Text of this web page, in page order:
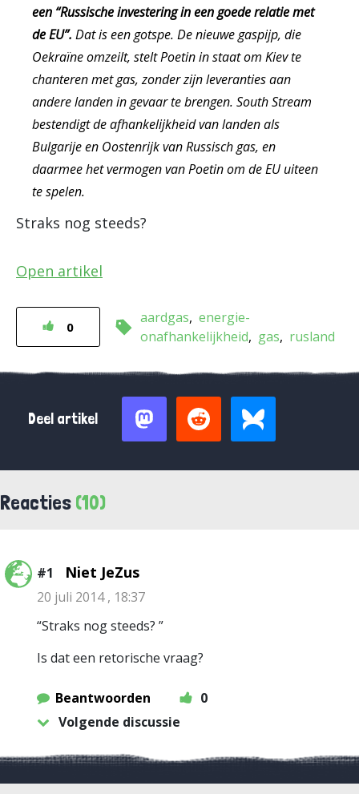
een “Russische investering in een goede relatie met
de EU”. Dat is een gotspe. De nieuwe gaspijp, die
Oekraïne omzeilt, stelt Poetin in staat om Kiev te
chanteren met gas, zonder zijn leveranties aan
andere landen in gevaar te brengen. South Stream
bestendigt de afhankelijkheid van landen als
Bulgarije en Oostenrijk van Russisch gas, en
daarmee het vermogen van Poetin om de EU uiteen
te spelen.
Straks nog steeds?
Open artikel
0
aardgas energie-
onafhankelijkheid
gas rusland
Deel artikel
Reacties (10)
#1 Niet JeZus
20 juli 2014 , 18:37
“Straks nog steeds? ”
Is dat een retorische vraag?
Beantwoorden
0
Volgende discussie